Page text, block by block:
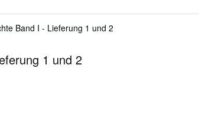
Band I - Lieferung 1 und 2
1 und 2